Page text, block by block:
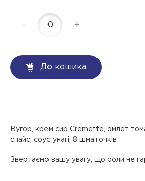
- +
До кошика
Вугор, крем сир Cremette, омлет
спайс, соус унагі, 8 шматочків
Звертаємо вашу увагу, що роли не